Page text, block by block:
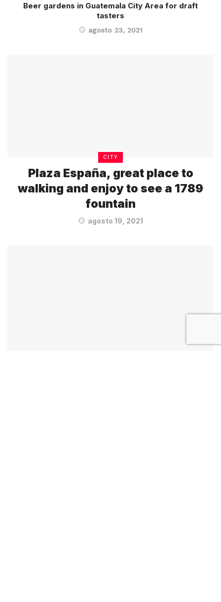
Beer gardens in Guatemala City Area for draft
tasters
agosto 23, 2021
CITY
Plaza España, great place to
walking and enjoy to see a 1789
fountain
agosto 19, 2021